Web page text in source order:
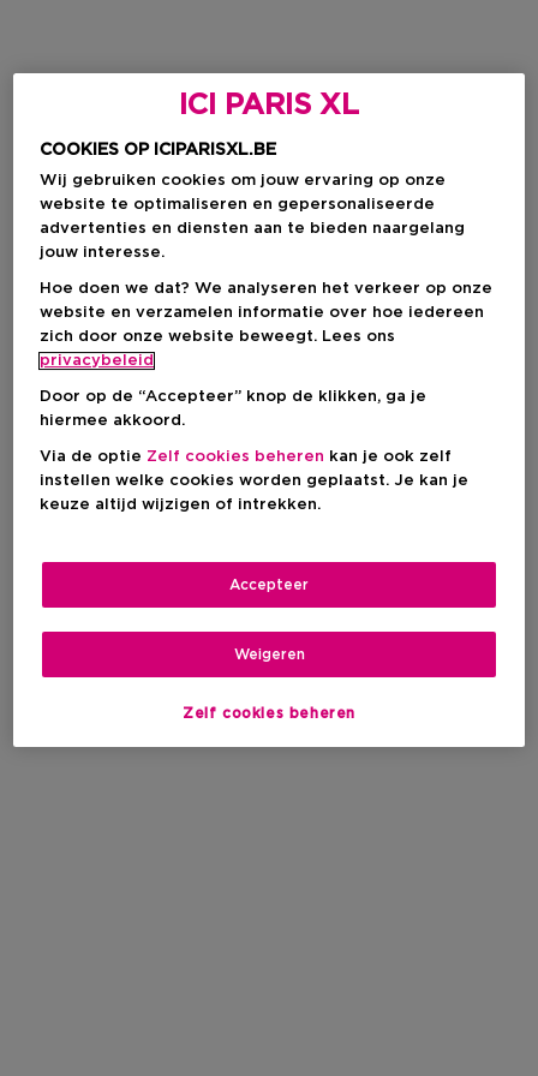
ICI PARIS XL
COOKIES OP ICIPARISXL.BE
Wij gebruiken cookies om jouw ervaring op onze
website te optimaliseren en gepersonaliseerde
advertenties en diensten aan te bieden naargelang
jouw interesse.
Hoe doen we dat? We analyseren het verkeer op onze
website en verzamelen informatie over hoe iedereen
zich door onze website beweegt. Lees ons
privacybeleid
Door op de “Accepteer” knop de klikken, ga je
hiermee akkoord.
Via de optie Zelf cookies beheren kan je ook zelf
instellen welke cookies worden geplaatst. Je kan je
keuze altijd wijzigen of intrekken.
Zelf cookies beheren
Weigeren
Accepteer